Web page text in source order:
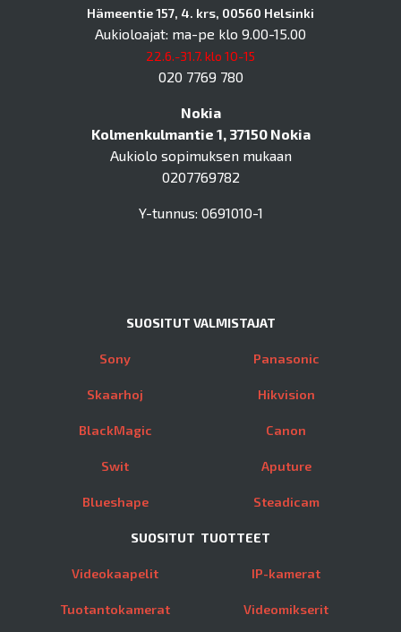
Hämeentie 157, 4. krs, 00560 Helsinki
Aukioloajat: ma-pe klo 9.00-15.00
22.6.-31.7. klo 10-15
020 7769 780
Nokia
Kolmenkulmantie 1, 37150 Nokia
Aukiolo sopimuksen mukaan
0207769782
Y-tunnus: 0691010-1
SUOSITUT VALMISTAJAT
Sony
Skaarhoj
BlackMagic
Swit
Blueshape
Panasonic
Hikvision
Canon
Aputure
Steadicam
SUOSITUT TUOTTEET
Videokaapelit
Tuotantokamerat
IP-kamerat
Videomikserit